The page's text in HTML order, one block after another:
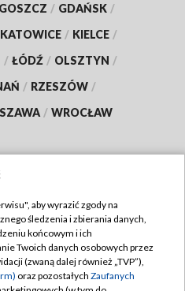
/ GDAŃSK /
KATOWICE / KIELCE /
/ ŁÓDŹ / OLSZTYN /
/ RZESZÓW /
/ WROCŁAW
TVP
TVP
prywatności
aby wyrazić zgody na
śledzenia i zbierania danych,
końcowym i ich
Twoich danych osobowych przez
(zwaną dalej również „TVP”),
oraz pozostałych Zaufanych